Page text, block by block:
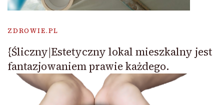
ZDROWIE.PL
{Śliczny|Estetyczny lokal mieszkalny jest
fantazjowaniem prawie każdego.